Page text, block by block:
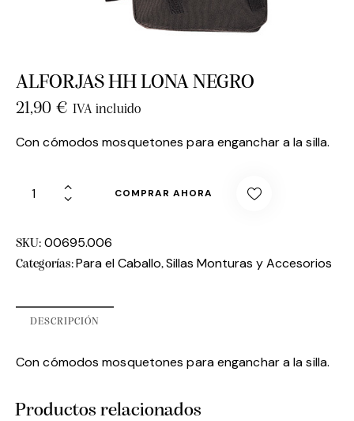
ALFORJAS HH LONA NEGRO
21,90 € IVA incluido
Con cómodos mosquetones para enganchar a la silla.
COMPRAR AHORA
SKU: 00695.006
Categorías: Para el Caballo,Sillas Monturas y Accesorios
DESCRIPCIÓN
Con cómodos mosquetones para enganchar a la silla.
Productos relacionados